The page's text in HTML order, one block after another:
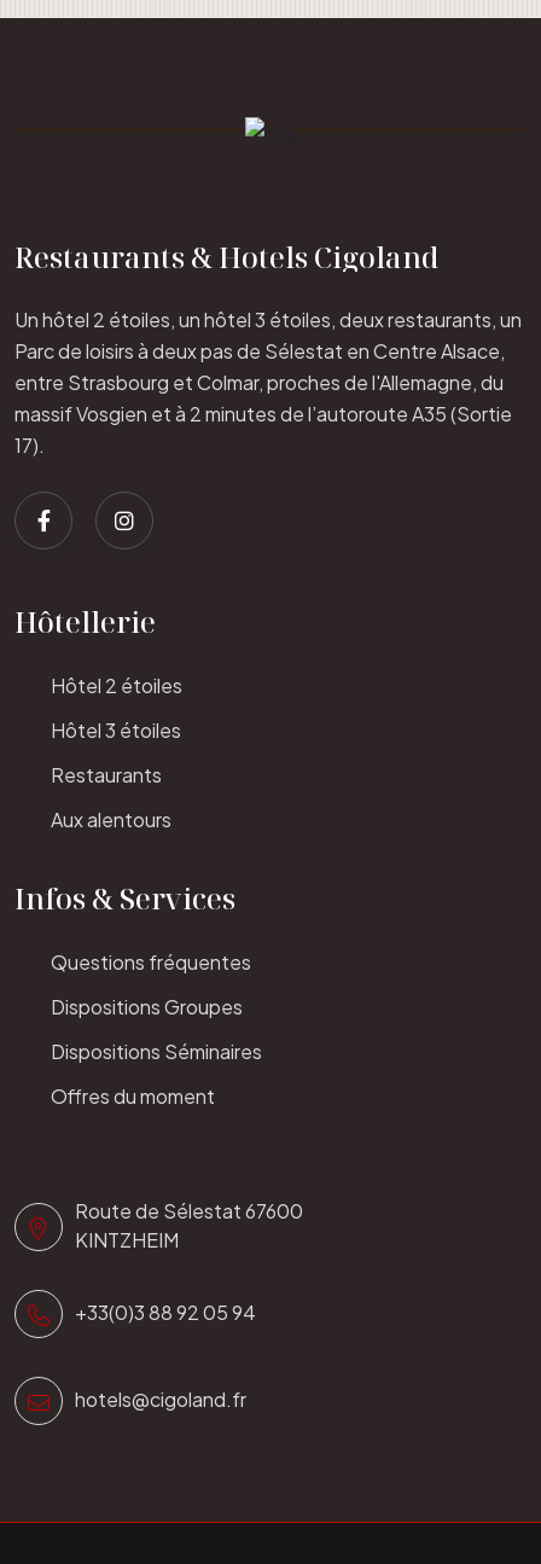
Restaurants & Hotels Cigoland
Un hôtel 2 étoiles, un hôtel 3 étoiles, deux restaurants, un
Parc de loisirs à deux pas de Sélestat en Centre Alsace,
entre Strasbourg et Colmar, proches de l'Allemagne, du
massif Vosgien et à 2 minutes de l’autoroute A35 (Sortie
17).
Hôtellerie
Hôtel 2 étoiles
Hôtel 3 étoiles
Restaurants
Aux alentours
Infos & Services
Questions fréquentes
Dispositions Groupes
Dispositions Séminaires
Offres du moment
Route de Sélestat 67600
KINTZHEIM
+33(0)3 88 92 05 94
hotels@cigoland.fr